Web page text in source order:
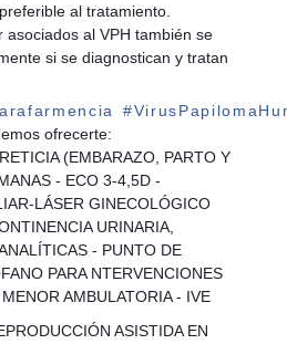
al tratamiento.
al VPH también se
si se diagnostican y tratan
#
ofrecerte:
(EMBARAZO, PARTO Y
- ECO 3-4,5D -
LÁSER GINECOLÓGICO
URINARIA,
- PUNTO DE
PARA NTERVENCIONES
AMBULATORIA - IVE
ASISTIDA EN